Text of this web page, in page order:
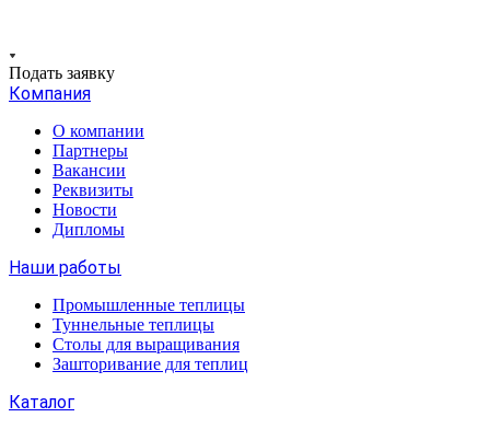
Подать заявку
Компания
О компании
Партнеры
Вакансии
Реквизиты
Новости
Дипломы
Наши работы
Промышленные теплицы
Туннельные теплицы
Столы для выращивания
Зашторивание для теплиц
Каталог